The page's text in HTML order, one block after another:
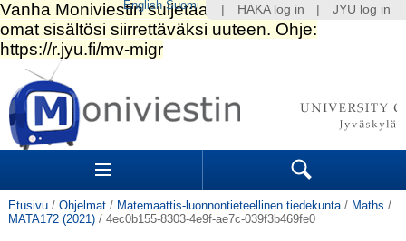
Siirry
sisältöön.
|
Siirry
navigointiin
Sections Search
Etusivu / Ohjelmat / Matemaattis-luonnontieteellinen tiedekunta / Maths /
MATA172 (2021) / 4ec0b155-8303-4e9f-ae7c-039f3b469fe0
HAKA log in JYU log in
English Suomi